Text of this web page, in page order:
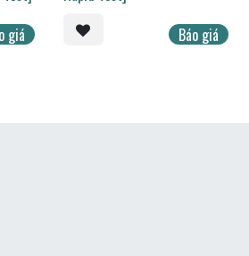
giá
Báo giá